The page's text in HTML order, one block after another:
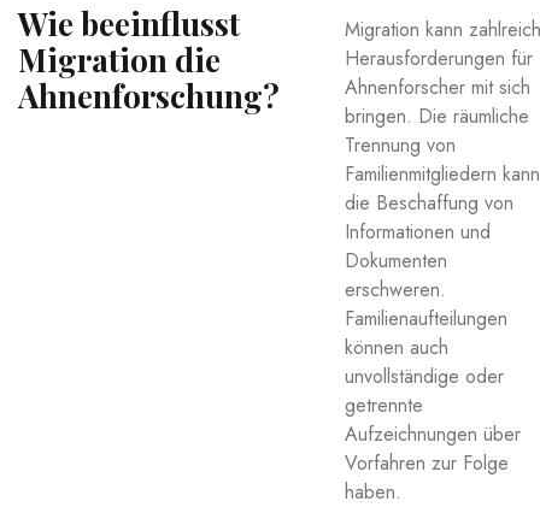
Wie beeinflusst
⁤Migration die
Ahnenforschung?
Migration kann
Herausforderungen‌ für
Ahnenforscher mit sich
bringen. Die räumliche⁢
Trennung‌ von
Familienmitgliedern kann⁣
die ‍Beschaffung‌ von
⁢Informationen ​und
Dokumenten
erschweren.
Familienaufteilungen
können ‍auch‍
unvollständige ⁢oder
‍getrennte
Aufzeichnungen über
Vorfahren zur Folge
haben.